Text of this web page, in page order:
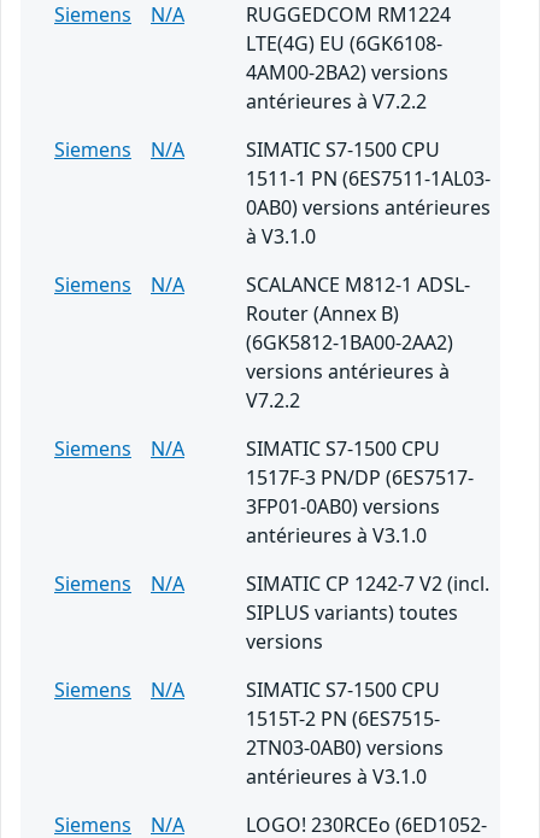
Siemens
N/A
RUGGEDCOM RM1224
LTE(4G) EU (6GK6108-
4AM00-2BA2) versions
antérieures à V7.2.2
Siemens
N/A
SIMATIC S7-1500 CPU
1511-1 PN (6ES7511-1AL03-
0AB0) versions antérieures
à V3.1.0
Siemens
N/A
SCALANCE M812-1 ADSL-
Router (Annex B)
(6GK5812-1BA00-2AA2)
versions antérieures à
V7.2.2
Siemens
N/A
SIMATIC S7-1500 CPU
1517F-3 PN/DP (6ES7517-
3FP01-0AB0) versions
antérieures à V3.1.0
Siemens
N/A
SIMATIC CP 1242-7 V2 (incl.
SIPLUS variants) toutes
versions
Siemens
N/A
SIMATIC S7-1500 CPU
1515T-2 PN (6ES7515-
2TN03-0AB0) versions
antérieures à V3.1.0
Siemens
N/A
LOGO! 230RCEo (6ED1052-